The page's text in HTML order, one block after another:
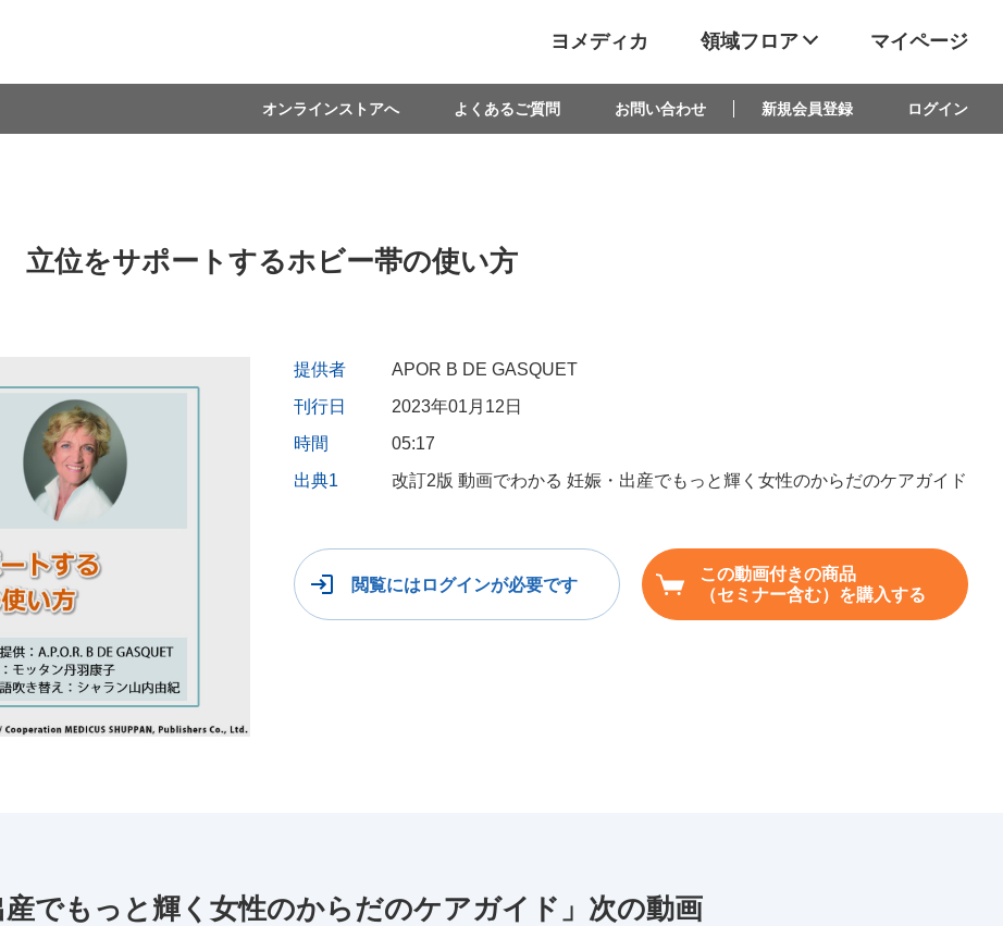
ヨメディカ 領域フロア マイページ
オンラインストアへ よくあるご質問 お問い合わせ 新規会員登録 ログイン
立位をサポートするホビー帯の使い方
提供者
APOR B DE GASQUET
刊行日
2023年01月12日
時間
05:17
出典1
改訂2版 動画でわかる 妊娠・出産でもっと輝く女性のからだのケアガイド
閲覧にはログインが必要です
この動画付きの商品
（セミナー含む）を購入する
産でもっと輝く女性のからだのケアガイド」次の動画